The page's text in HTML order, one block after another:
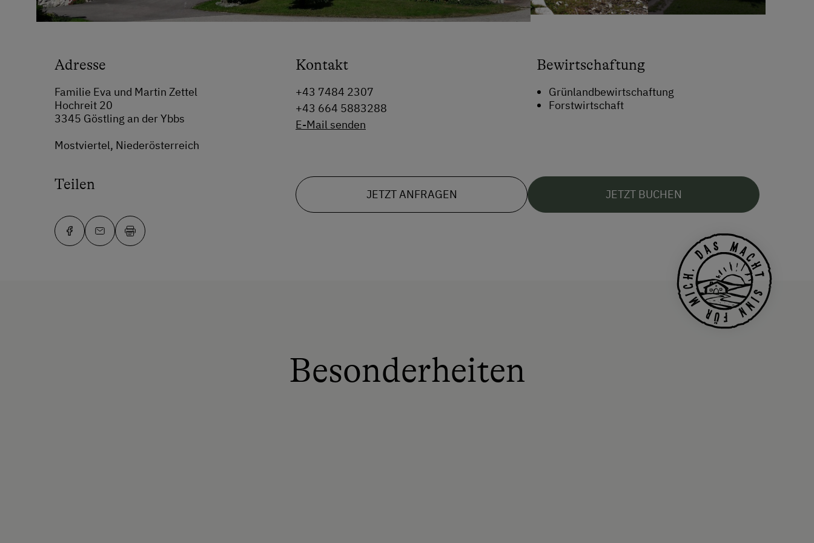
Adresse
Familie Eva und Martin Zettel
Hochreit 20
3345 Göstling an der Ybbs
Mostviertel, Niederösterreich
Kontakt
+43 7484 2307
+43 664 5883288
E-Mail senden
Bewirtschaftung
Grünlandbewirtschaftung
Forstwirtschaft
Teilen
JETZT ANFRAGEN JETZT BUCHEN
Besonderheiten